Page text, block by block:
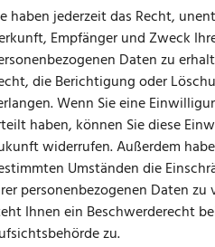
haben jederzeit das Recht,
Empfänger und Zweck
Daten zu
die Berichtigung oder
Wenn Sie eine
haben, können Sie diese
widerrufen. Außerdem
Umständen die
personenbezogenen Daten zu
Ihnen ein Beschwerderecht
zu.